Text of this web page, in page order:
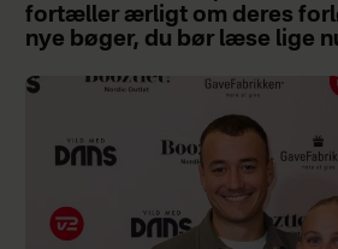
fortæller ærligt om deres
nye bøger, du bør læse lige